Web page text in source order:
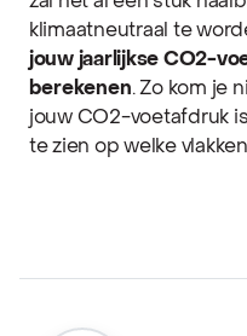
klimaatneutraal te
jouw jaarlijkse CO2-
berekenen. Zo kom je
jouw CO2-voetafdruk
te zien op welke